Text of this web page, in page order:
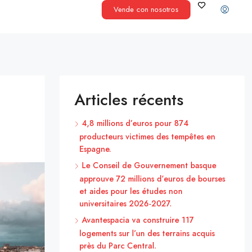
Vende con nosotros
Articles récents
4,8 millions d’euros pour 874
producteurs victimes des tempêtes en
Espagne.
Le Conseil de Gouvernement basque
approuve 72 millions d’euros de bourses
et aides pour les études non
universitaires 2026-2027.
Avantespacia va construire 117
logements sur l’un des terrains acquis
près du Parc Central.